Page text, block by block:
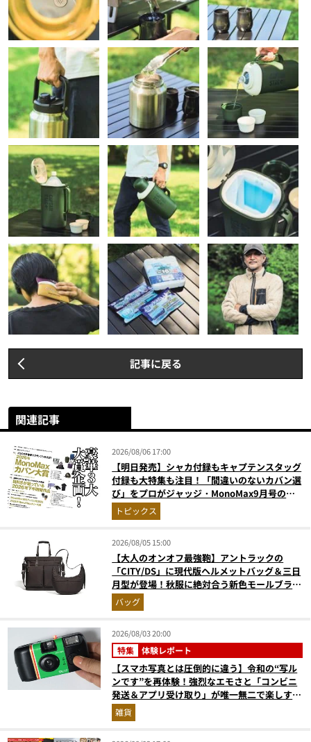
記事に戻る
関連記事
2026/08/06 17:00
【明日発売】シャカ付録もキャプテンスタッグ
付録も大特集も注目！「間違いのないカバン選
び」をプロがジャッジ・MonoMax9月号の目
次を公開
トピックス
2026/08/05 15:00
【大人のオンオフ最強鞄】アントラックの
「CITY/DS」に現代版ヘルメットバッグ＆三日
月型が登場！秋服に絶対合う新色モールブラウ
ンが傑作
バッグ
2026/08/03 20:00
特集 体験レポート
【スマホ写真とは圧倒的に違う】令和の“写ル
ンです”を再体験！強烈なエモさと「コンビニ
発送＆アプリ受け取り」が唯一無二で楽しすぎ
た雑貨